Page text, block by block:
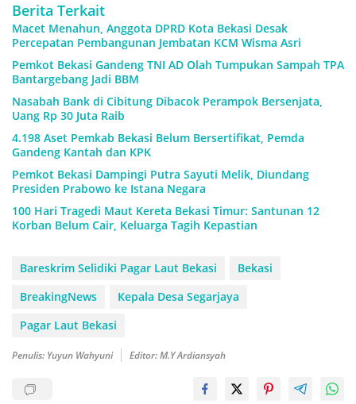
Berita Terkait
Macet Menahun, Anggota DPRD Kota Bekasi Desak
Percepatan Pembangunan Jembatan KCM Wisma Asri
Pemkot Bekasi Gandeng TNI AD Olah Tumpukan Sampah TPA
Bantargebang Jadi BBM
Nasabah Bank di Cibitung Dibacok Perampok Bersenjata,
Uang Rp 30 Juta Raib
4.198 Aset Pemkab Bekasi Belum Bersertifikat, Pemda
Gandeng Kantah dan KPK
Pemkot Bekasi Dampingi Putra Sayuti Melik, Diundang
Presiden Prabowo ke Istana Negara
100 Hari Tragedi Maut Kereta Bekasi Timur: Santunan 12
Korban Belum Cair, Keluarga Tagih Kepastian
Bareskrim Selidiki Pagar Laut Bekasi
Bekasi
BreakingNews
Kepala Desa Segarjaya
Pagar Laut Bekasi
Penulis: Yuyun Wahyuni Editor: M.Y Ardiansyah